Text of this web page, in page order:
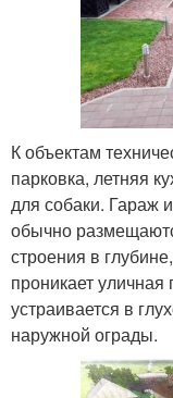
К объектам
парковка, летняя
для собаки. Гараж
обычно
строения в
проникает
устраивается в
наружной ограды.